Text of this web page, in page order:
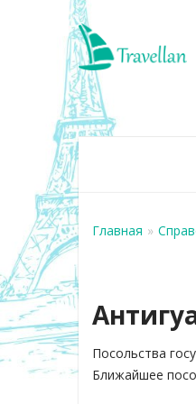
Главная »
Посольства
Ближайшее